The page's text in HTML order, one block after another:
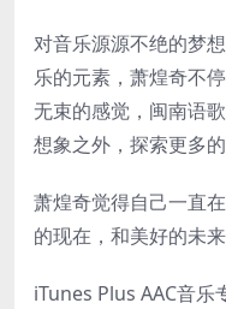
对音乐源源不绝的梦
乐的元素，萧煌奇不
无束的感觉，闽南语
想象之外，探索更多
萧煌奇觉得自己一直
的现在，和美好的未
iTunes Plus AAC音乐